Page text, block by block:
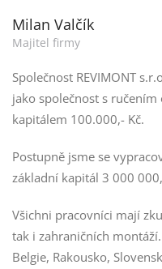
Milan Valčík
Majitel firmy
Společnost REVIMONT
jako společnost s
kapitálem 100.000,- Kč.
Postupně jsme se
základní kapitál 3 000
Všichni pracovníci mají
tak i zahraničních
Belgie, Rakousko,